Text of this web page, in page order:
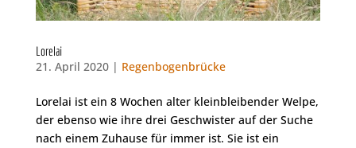
Lorelai
21. April 2020 | Regenbogenbrücke
Lorelai ist ein 8 Wochen alter kleinbleibender Welpe,
der ebenso wie ihre drei Geschwister auf der Suche
nach einem Zuhause für immer ist. Sie ist ein